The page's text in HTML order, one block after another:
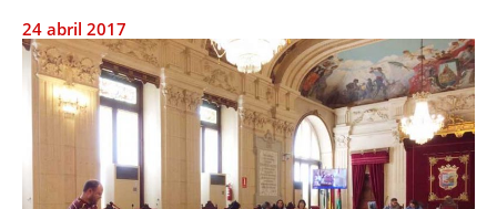
24 abril 2017